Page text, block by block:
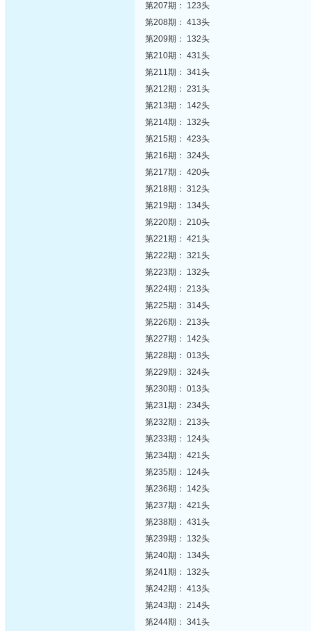
第207期： 123头
第208期： 413头
第209期： 132头
第210期： 431头
第211期： 341头
第212期： 231头
第213期： 142头
第214期： 132头
第215期： 423头
第216期： 324头
第217期： 420头
第218期： 312头
第219期： 134头
第220期： 210头
第221期： 421头
第222期： 321头
第223期： 132头
第224期： 213头
第225期： 314头
第226期： 213头
第227期： 142头
第228期： 013头
第229期： 324头
第230期： 013头
第231期： 234头
第232期： 213头
第233期： 124头
第234期： 421头
第235期： 124头
第236期： 142头
第237期： 421头
第238期： 431头
第239期： 132头
第240期： 134头
第241期： 132头
第242期： 413头
第243期： 214头
第244期： 341头